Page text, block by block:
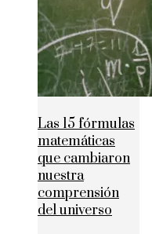
Las 15 fórmulas
matemáticas
que cambiaron
nuestra
comprensión
del universo